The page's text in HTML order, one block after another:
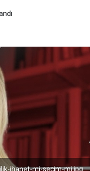
ihanet-mi-secim-mi.jpg